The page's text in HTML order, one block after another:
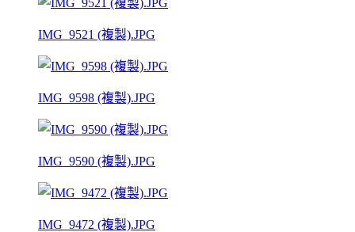
IMG_9521 (複製).JPG
IMG_9598 (複製).JPG
IMG_9590 (複製).JPG
IMG_9472 (複製).JPG